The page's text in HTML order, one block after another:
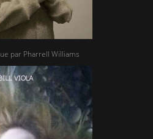
par Pharrell Williams